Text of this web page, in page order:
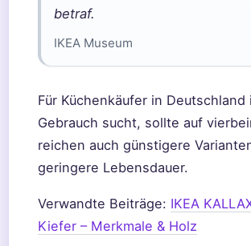
betraf.
IKEA Museum
Für Küchenkäufer in
Gebrauch sucht, sollte auf
reichen auch günstigere
geringere Lebensdauer.
Verwandte Beiträge: IKEA
Kiefer – Merkmale & Holz